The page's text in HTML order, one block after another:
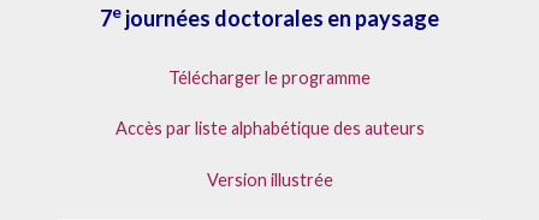
7e journées doctorales en paysage
Télécharger le programme
Accès par liste alphabétique des auteurs
Version illustrée